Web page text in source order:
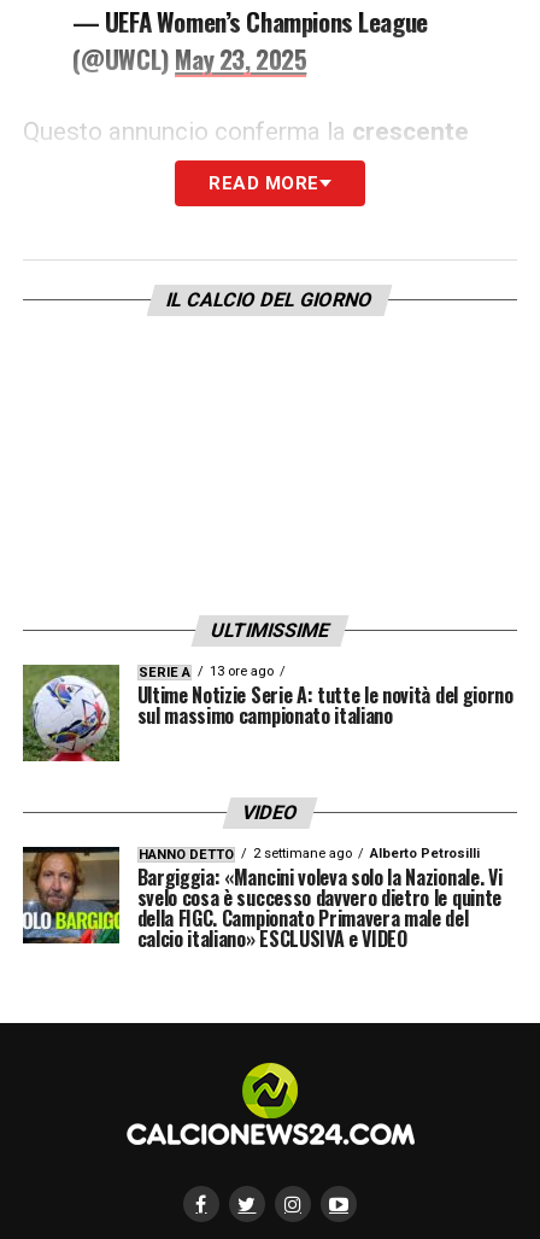
— UEFA Women’s Champions League
(@UWCL)May 23, 2025
Questo annuncio conferma la crescente
attrattiva dello sport per le piattaforme di
streaming generaliste. Disney+ si unisce
miglior partita del mercoledì di Champions
maschile in Italiae si prepara adiffondere
tendenza riflette un uso dello sport come
mezzo per consolidare ildominio di
mercato delle piattaforme, più che come
fine in sé. L’ingresso di Disney nella
Champions League femminile
inserisce in una strategia più ampia: non
tantofare dello sport un core business ,
quantosfruttarne l’appeal per rafforzare il
brande attrarre nuovi abbonati in un
panorama sempre più competitivo.
LA PLAYLIST DELLE NOSTRE TOP NEWS
READ MORE
IL CALCIO DEL GIORNO
ULTIMISSIME
SERIE A 13 ore ago
Ultime Notizie Serie A: tutte le novità del giorno
sul massimo campionato italiano
VIDEO
HANNO DETTO 2 settimane ago Alberto Petrosilli
Bargiggia: «Mancini voleva solo la Nazionale. Vi
svelo cosa è successo davvero dietro le quinte
della FIGC. Campionato Primavera male del
calcio italiano» ESCLUSIVA e VIDEO